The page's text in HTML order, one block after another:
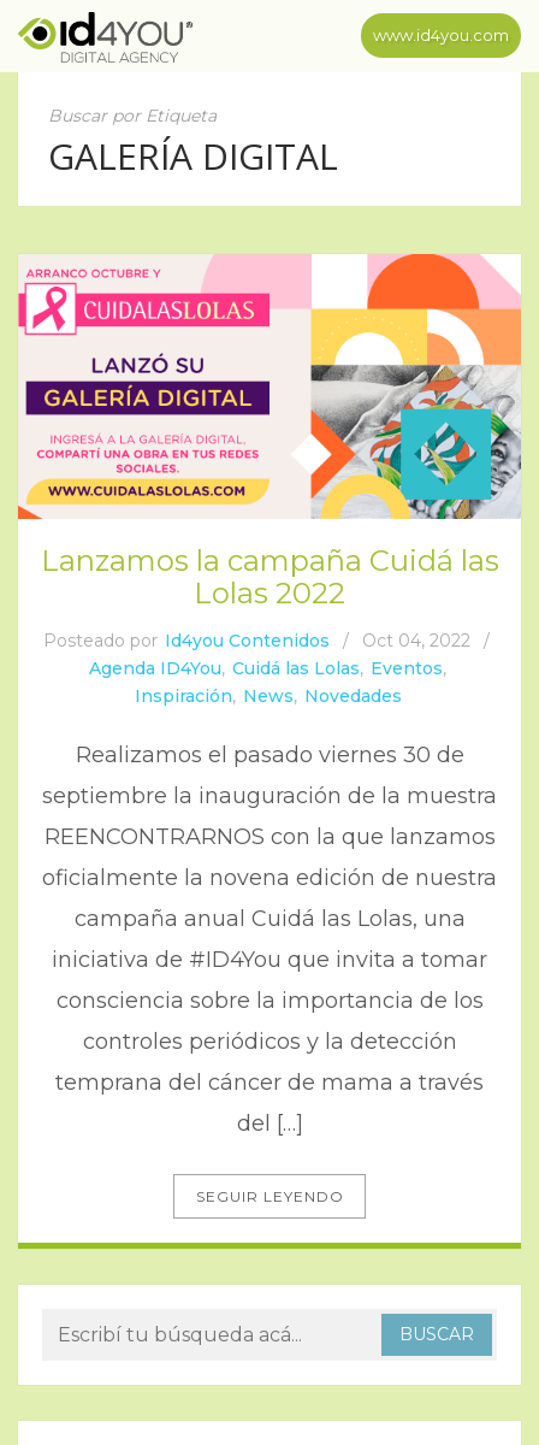
www.id4you.com
Buscar por Etiqueta
GALERÍA DIGITAL
Lanzamos la campaña Cuidá las
Lolas 2022
Posteado por Id4you Contenidos / Oct 04, 2022
/
Agenda ID4You, Cuidá las Lolas, Eventos,
Inspiración, News, Novedades
Realizamos el pasado viernes 30 de
septiembre la inauguración de la muestra
REENCONTRARNOS con la que lanzamos
oficialmente la novena edición de nuestra
campaña anual Cuidá las Lolas, una
iniciativa de #ID4You que invita a tomar
consciencia sobre la importancia de los
controles periódicos y la detección
temprana del cáncer de mama a través
del […]
SEGUIR LEYENDO